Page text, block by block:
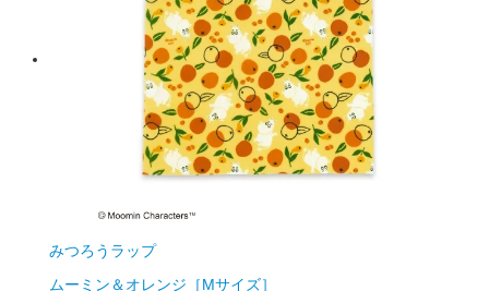
みつろうラップ
ムーミン＆オレンジ［Mサイズ］